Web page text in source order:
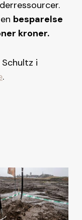
besparelse
kroner.
i
.